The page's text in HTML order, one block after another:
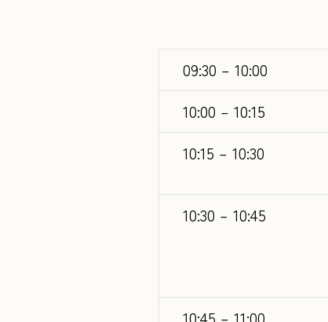
09:30 – 10:00
10:00 – 10:15
10:15 – 10:30
10:30 – 10:45